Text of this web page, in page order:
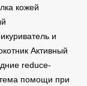
кожей
и
Активный
reduce-
помощи при